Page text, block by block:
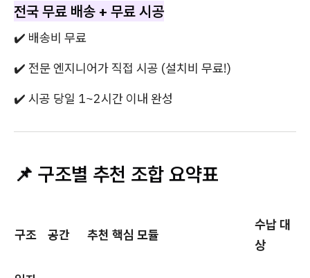
전국 무료 배송 + 무료 시공
✔️ 배송비 무료
✔️ 전문 엔지니어가 직접 시공 (설치비 무료!)
✔️ 시공 당일 1~2시간 이내 완성
📌 구조별 추천 조합 요약표
구조 공간 추천 핵심 모듈
수납 대
상